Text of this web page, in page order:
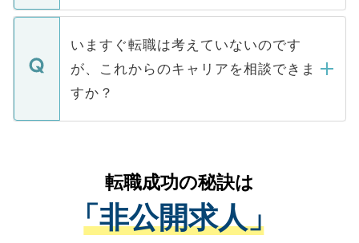
関を公にしてしまうと、応募が殺到する場
に、医療機関が求める条件に合った人材の
みを人材紹介会社に依頼するケースが増え
ています。
定を承諾する必要はありません。内定先へ
の辞退の連絡はキャリアパートナーが行い
個人情報が漏えいすることはありませんの
で、ご安心ください。当サイトからの登録
などで収集したご登録者様の個人情報は、
ご本人のキャリアアップおよび転職活動の
支援を目的に使用いたします。お預かりし
ているすべての個人データはご本人の許可
は、個人情報の取り扱いについての厳密な
管理基準を満たした事業者のみに付与され
る、プライバシーマークを取得済みです。
いますぐ転職は考えていないのです
が、これからのキャリアを相談できま
すか？
かがいして、現在の医療機関の状況や紹介
経験をまじえながら、適切なアドバイスを
させていただきます。すぐにご転職をされ
ない方には、長期的なサポートが可能です
転職成功の秘訣は
「非公開求人」